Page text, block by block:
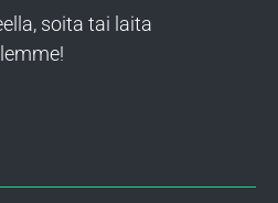
soita tai laita